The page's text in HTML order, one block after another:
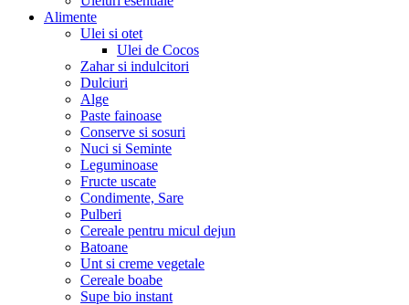
Alimente
Ulei si otet
Ulei de Cocos
Zahar si indulcitori
Dulciuri
Alge
Paste fainoase
Conserve si sosuri
Nuci si Seminte
Leguminoase
Fructe uscate
Condimente, Sare
Pulberi
Cereale pentru micul dejun
Batoane
Unt si creme vegetale
Cereale boabe
Supe bio instant